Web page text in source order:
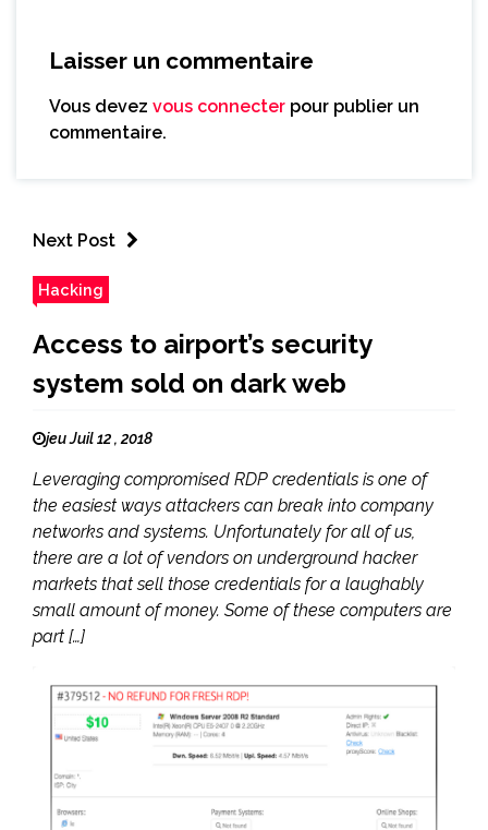
Laisser un commentaire
Vous devez vous connecter pour publier un
commentaire.
Next Post
Hacking
Access to airport’s security
system sold on dark web
jeu Juil 12 , 2018
Leveraging compromised RDP credentials is one of
the easiest ways attackers can break into company
networks and systems. Unfortunately for all of us,
there are a lot of vendors on underground hacker
markets that sell those credentials for a laughably
small amount of money. Some of these computers are
part […]